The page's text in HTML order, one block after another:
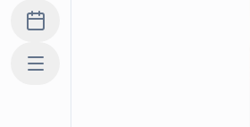
Madplan
Mere